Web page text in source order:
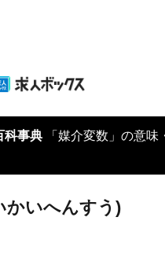
事典 「媒介変数」の意味
かいへんすう)